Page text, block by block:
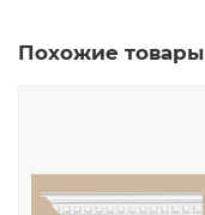
Похожие товары